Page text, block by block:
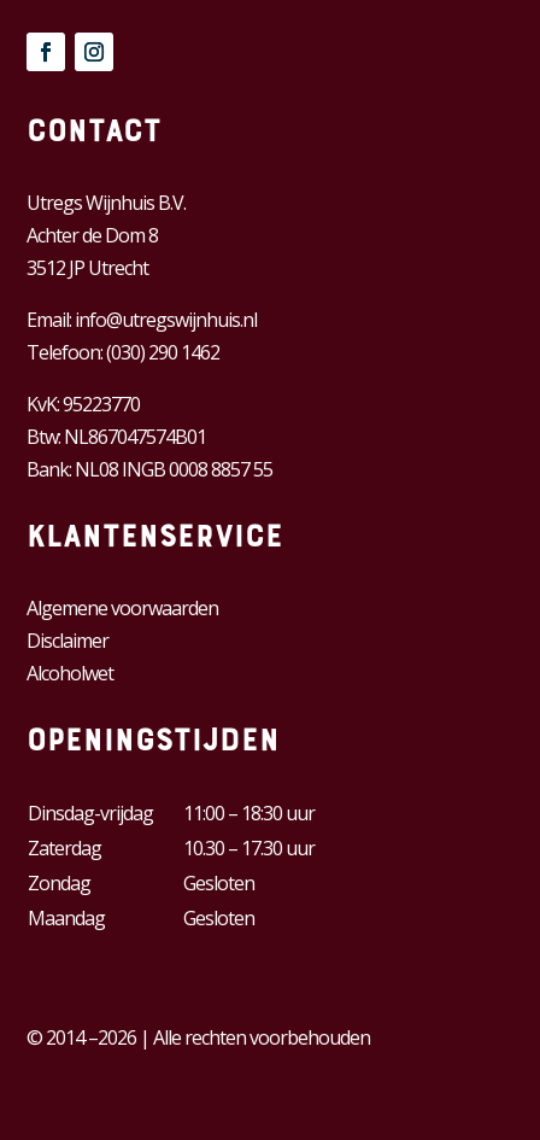
Contact
Utregs Wijnhuis B.V.
Achter de Dom 8
3512 JP Utrecht
Email:info@utregswijnhuis.nl
Telefoon:(030) 290 1462
KvK:95223770
Btw:NL867047574B01
Bank: NL08 INGB 0008 8857 55
Klantenservice
Algemene voorwaarden
Disclaimer
Alcoholwet
Openingstijden
Dinsdag-vrijdag
11:00 – 18:30 uur
Zaterdag
10.30 – 17.30 uur
Zondag
Gesloten
Maandag
Gesloten
© 2014 –2026 | Alle rechten voorbehouden